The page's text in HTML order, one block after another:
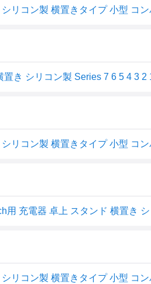
き シリコン製 Series 7 6 5 4 3 2